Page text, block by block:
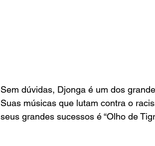
Sem dúvidas, Djonga é um dos
Suas músicas que lutam contra o
seus grandes sucessos é “Olho de